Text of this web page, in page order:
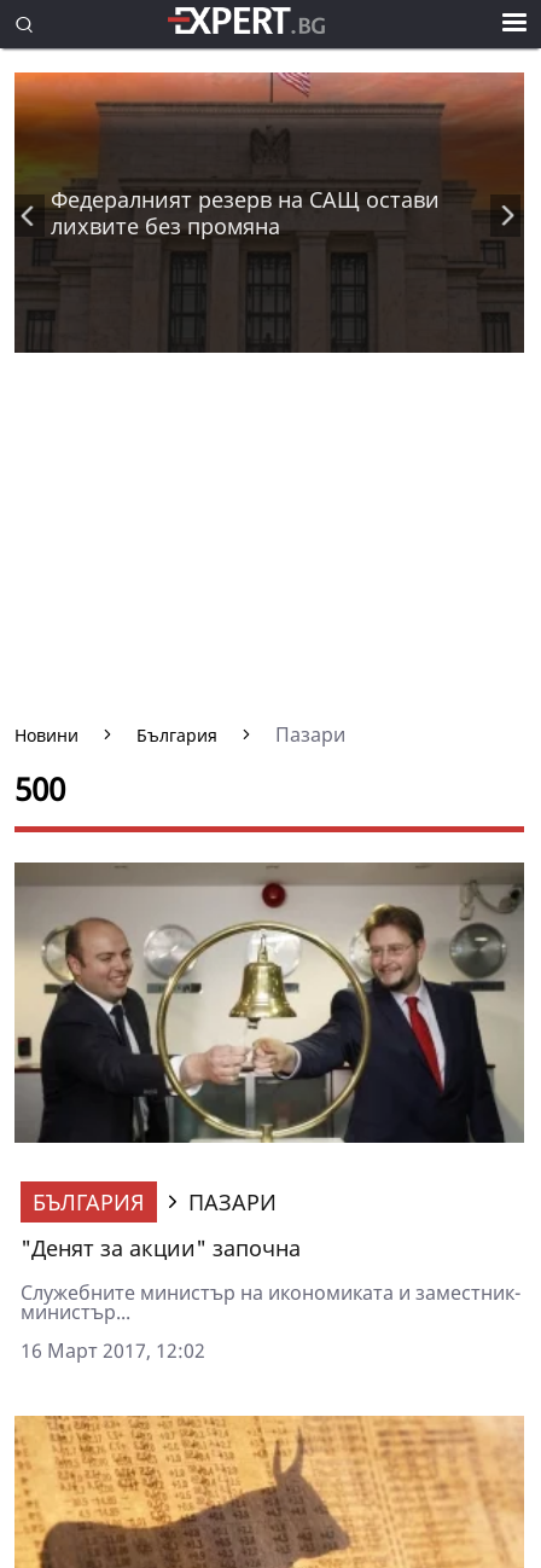
Федералният резерв на САЩ остави
лихвите без промяна
Новини България Пазари
500
БЪЛГАРИЯ
ПАЗАРИ
"Денят за акции" започна
Служебните министър на икономиката и заместник-
министър...
16 Март 2017, 12:02